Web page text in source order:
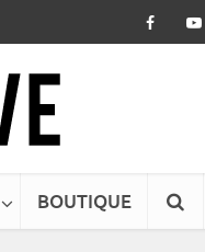
BOUTIQUE